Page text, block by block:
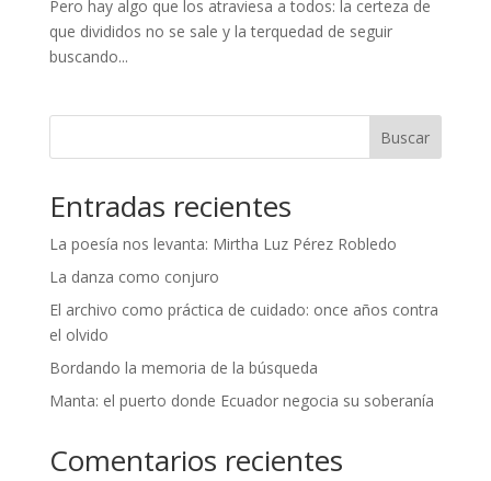
Pero hay algo que los atraviesa a todos: la certeza de
que divididos no se sale y la terquedad de seguir
buscando...
Buscar
Entradas recientes
La poesía nos levanta: Mirtha Luz Pérez Robledo
La danza como conjuro
El archivo como práctica de cuidado: once años contra
el olvido
Bordando la memoria de la búsqueda
Manta: el puerto donde Ecuador negocia su soberanía
Comentarios recientes